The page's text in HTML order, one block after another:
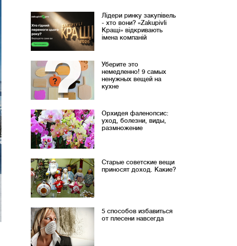
Лідери ринку закупівель
- хто вони? «Zakupivli
Кращі» відкривають
імена компаній
Уберите это
немедленно! 9 самых
ненужных вещей на
кухне
Орхидея фаленопсис:
уход, болезни, виды,
размножение
Старые советские вещи
приносят доход. Какие?
5 способов избавиться
от плесени навсегда